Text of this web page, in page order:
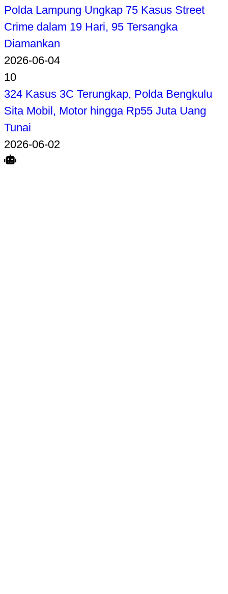
Polda Lampung Ungkap 75 Kasus Street
Crime dalam 19 Hari, 95 Tersangka
Diamankan
2026-06-04
10
324 Kasus 3C Terungkap, Polda Bengkulu
Sita Mobil, Motor hingga Rp55 Juta Uang
Tunai
2026-06-02